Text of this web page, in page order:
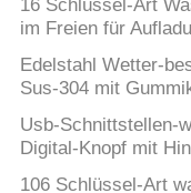
16 Schlüssel-Art
im Freien für
Edelstahl Wetter-
Sus-304 mit
Usb-Schnittstellen-
Digital-Knopf mit
106 Schlüssel-Art